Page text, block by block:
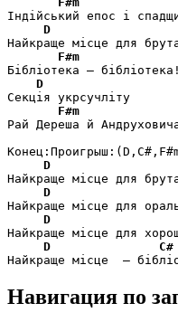
Індійський епос і
D
Найкраще місце для
F#m
Бібліотека – бібліотека!
D
Секція укрсучліту
F#m
Рай Дереша й
D
Найкраще місце для
D
Найкраще місце для
D
Найкраще місце для
D
C#
Найкраще місце  –
Навигация по